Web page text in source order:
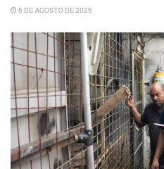
6 DE AGOSTO DE 2026